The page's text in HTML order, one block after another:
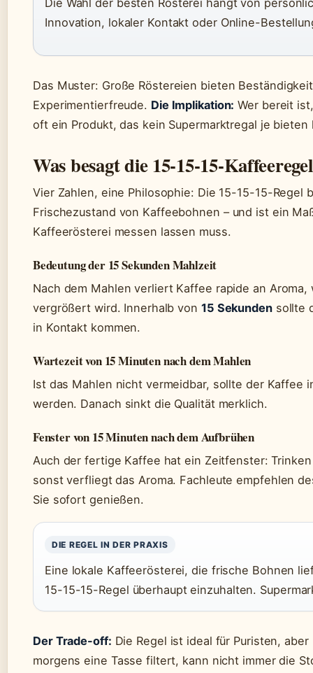
Die Wahl der besten Rösterei hängt von
Innovation, lokaler Kontakt oder Online-
Das Muster: Große Röstereien bieten
Experimentierfreude. Die Implikation: Wer bereit
oft ein Produkt, das kein Supermarktregal je bieten
Was besagt die 15-15-15-
Vier Zahlen, eine Philosophie: Die 15-15-15-Regel
Frischezustand von Kaffeebohnen – und ist ein
Kaffeerösterei messen lassen muss.
Bedeutung der 15 Sekunden Mahlzeit
Nach dem Mahlen verliert Kaffee rapide an
vergrößert wird. Innerhalb von 15 Sekundensollte
in Kontakt kommen.
Wartezeit von 15 Minuten nach dem Mahlen
Ist das Mahlen nicht vermeidbar, sollte der Kaffee
werden. Danach sinkt die Qualität merklich.
Fenster von 15 Minuten nach dem Aufbrühen
Auch der fertige Kaffee hat ein Zeitfenster:
sonst verfliegt das Aroma. Fachleute empfehlen
Sie sofort genießen.
DIE REGEL IN DER PRAXIS
Eine lokale Kaffeerösterei, die frische Bohnen
15-15-15-Regel überhaupt einzuhalten.
Der Trade-off: Die Regel ist ideal für Puristen,
morgens eine Tasse filtert, kann nicht immer die